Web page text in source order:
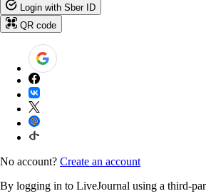
Login with Sber ID
QR code
No account? Create an account
By logging in to LiveJournal using a third-